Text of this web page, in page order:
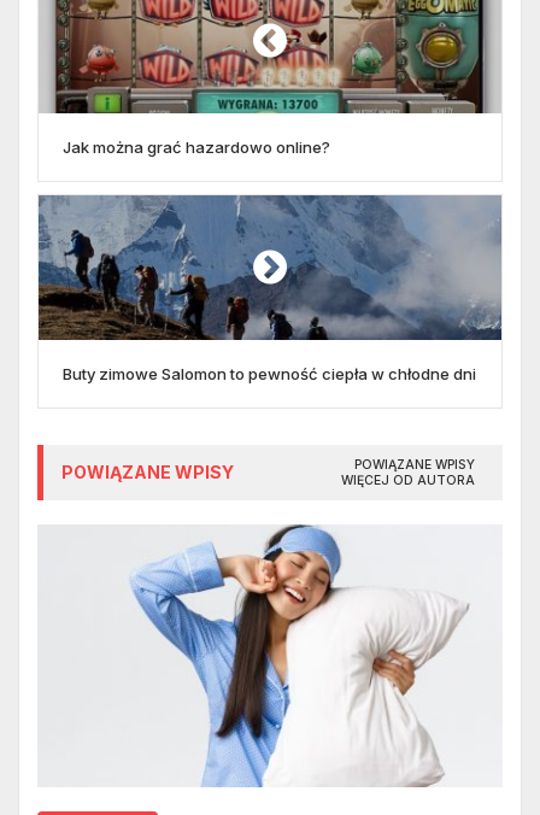
Jak można grać hazardowo online?
Buty zimowe Salomon to pewność ciepła w chłodne dni
POWIĄZANE WPISY
POWIĄZANE WPISY
WIĘCEJ OD AUTORA